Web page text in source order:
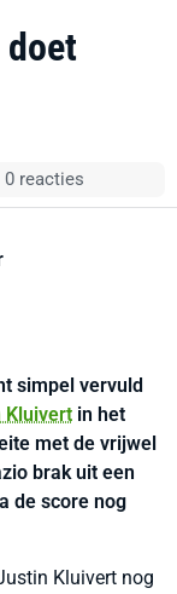
0 reacties
simpel vervuld
Kluivert in het
met de vrijwel
brak uit een
de score nog
Kluivert nog